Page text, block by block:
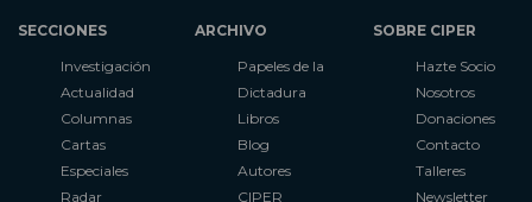
SECCIONES
Investigación
Actualidad
Columnas
Cartas
Especiales
Radar
ARCHIVO
Papeles de la
Dictadura
Libros
Blog
Autores
CIPER
SOBRE CIPER
Hazte Socio
Nosotros
Donaciones
Contacto
Talleres
Newsletter